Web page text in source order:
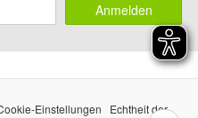
Anmelden
Einstellungen
Echtheit der